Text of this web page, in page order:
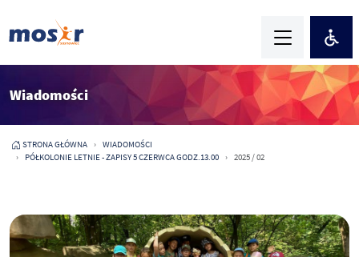
Wiadomości
STRONA GŁÓWNA
WIADOMOŚCI
PÓŁKOLONIE LETNIE - ZAPISY 5 CZERWCA GODZ.13.00
2025 / 02